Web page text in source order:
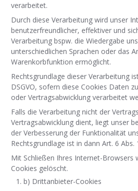
verarbeitet.
Durch diese Verarbeitung wird unser
benutzerfreundlicher, effektiver und
Verarbeitung bspw. die Wiedergabe
unterschiedlichen Sprachen oder das
Warenkorbfunktion ermöglicht.
Rechtsgrundlage dieser Verarbeitung
DSGVO, sofern diese Cookies Daten
oder Vertragsabwicklung verarbeitet
Falls die Verarbeitung nicht der
Vertragsabwicklung dient, liegt unser
der Verbesserung der Funktionalität
Rechtsgrundlage ist in dann Art. 6 Abs.
Mit Schließen Ihres Internet-Browsers
Cookies gelöscht.
b) Drittanbieter-Cookies